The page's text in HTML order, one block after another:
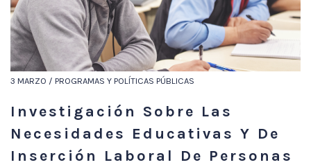
3 MARZO / PROGRAMAS Y POLÍTICAS PÚBLICAS
Investigación Sobre Las
Necesidades Educativas Y De
Inserción Laboral De Personas